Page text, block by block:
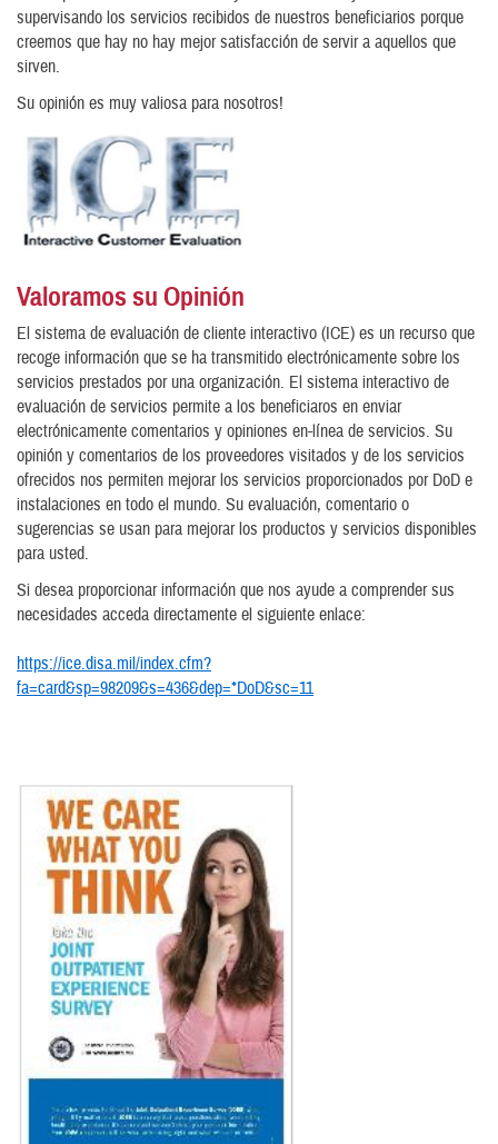
supervisando los servicios recibidos de nuestros beneficiarios porque
creemos que hay no hay mejor satisfacción de servir a aquellos que
sirven.
Su opinión es muy valiosa para nosotros!
Valoramos su Opinión
El sistema de evaluación de cliente interactivo (ICE) es un recurso que
recoge información que se ha transmitido electrónicamente sobre los
servicios prestados por una organización. El sistema interactivo de
evaluación de servicios permite a los beneficiaros en enviar
electrónicamente comentarios y opiniones en-línea de servicios. Su
opinión y comentarios de los proveedores visitados y de los servicios
ofrecidos nos permiten mejorar los servicios proporcionados por DoD e
instalaciones en todo el mundo. Su evaluación, comentario o
sugerencias se usan para mejorar los productos y servicios disponibles
para usted.
Si desea proporcionar información que nos ayude a comprender sus
necesidades acceda directamente el siguiente enlace:
https://ice.disa.mil/index.cfm?
fa=card&sp=98209&s=436&dep=*DoD&sc=11